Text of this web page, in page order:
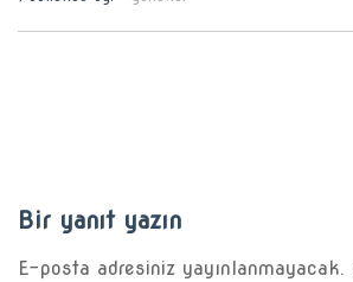
Bir yanıt yazın
E-posta adresiniz yayınlanmayacak.